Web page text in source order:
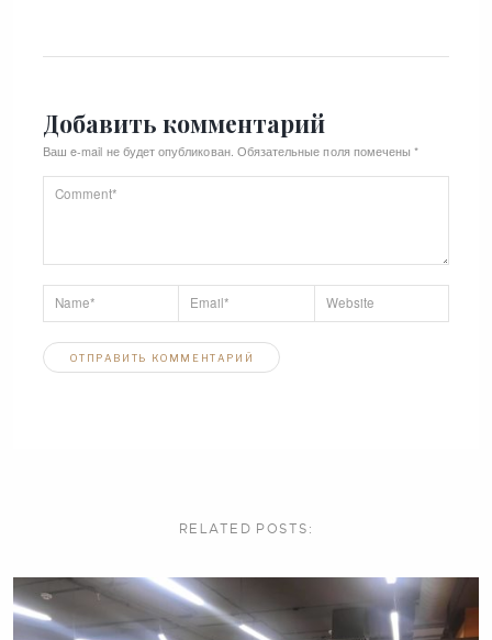
Добавить комментарий
Ваш e-mail не будет опубликован. Обязательные поля помечены*
RELATED POSTS: